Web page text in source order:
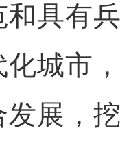
具有兵
城市，
展，挖